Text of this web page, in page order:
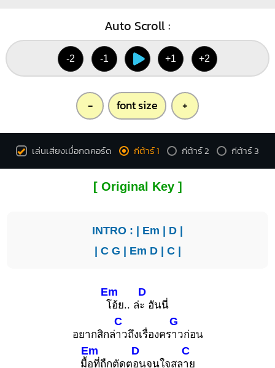
Auto Scroll :
-2 -1 +1 +2
- font size +
เล่นเสียงเมื่อกดคอร์ด กีต้าร์ 1 กีต้าร์ 2 กีต้าร์ 3
[ Original Key ]
INTRO : | Em | D |
| C G | Em D| C|
Em
โอ้ย.. ล่
D
ะ ฮันนี่
อยากสิกล่
C
าวถึงเรื่องคร
G
าวก่อน
มื้
Em
อที่ถืกตัดต
D
อนจนใจสล
C
าย